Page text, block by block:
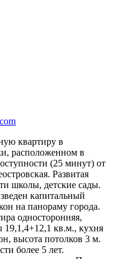
квартиру в
расположенном в
(25 минут) от
Развитая
школы, детские сады.
капитальный
на панораму города.
односторонняя,
кв.м., кухня
высота потолков 3 м.
более 5 лет.